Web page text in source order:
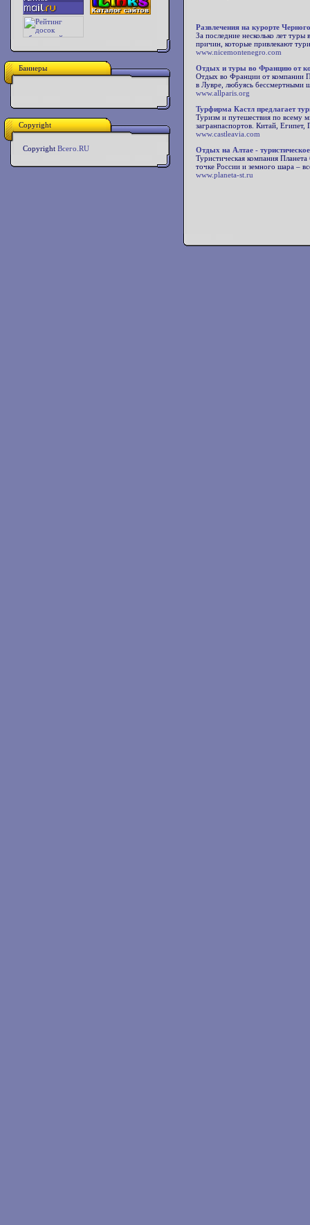
Баннеры
Copyright
Copyright Всего.RU
Развлечения на курорте
За последние несколько лет
причин, которые привлекают
www.nicemontenegro.com
Отдых и туры во Францию от
Отдых во Франции от компании
в Лувре, любуясь бессмертными
www.allparis.org
Турфирма Кастл предлагает
Туризм и путешествия по всему
загранпаспортов. Китай,
www.castleavia.com
Отдых на Алтае -
Туристическая компания
точке России и земного шара –
www.planeta-st.ru